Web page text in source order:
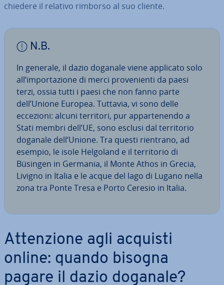
chie­de­re il relativo rimborso al suo cliente.
N.B.
In generale, il dazio doganale viene applicato solo
all’im­por­ta­zio­ne di merci pro­ve­nien­ti da paesi
terzi, ossia tutti i paesi che non fanno parte
dell’Unione Europea. Tuttavia, vi sono delle
eccezioni: alcuni territori, pur ap­par­te­nen­do a
Stati membri dell’UE, sono esclusi dal ter­ri­to­rio
doganale dell’Unione. Tra questi rientrano, ad
esempio, le isole Helgoland e il ter­ri­to­rio di
Büsingen in Germania, il Monte Athos in Grecia,
Livigno in Italia e le acque del lago di Lugano nella
zona tra Ponte Tresa e Porto Ceresio in Italia.
At­ten­zio­ne agli acquisti
online: quando bisogna
pagare il dazio doganale?